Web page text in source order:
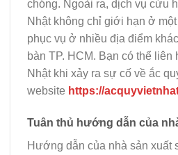
chóng. Ngoài ra, dịch vụ cứu
Nhật không chỉ giới hạn ở
phục vụ ở nhiều địa điểm
bàn TP. HCM. Bạn có thể
Nhật khi xảy ra sự cố về ắc
website https://
Tuân thủ hướng dẫn của
Hướng dẫn của nhà sản xuất